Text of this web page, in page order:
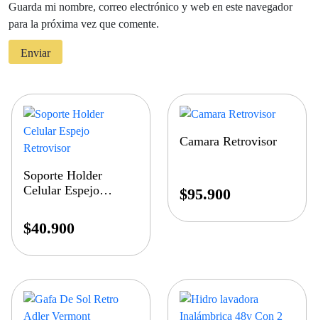
Guarda mi nombre, correo electrónico y web en este navegador
para la próxima vez que comente.
Soporte Holder
Celular Espejo
$40.900
Camara Retrovisor
$95.900